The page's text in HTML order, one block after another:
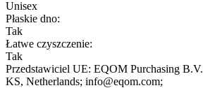
Unisex
Płaskie dno:
Tak
Łatwe czyszczenie:
Tak
Przedstawiciel UE: EQOM Purchasing B.V.
KS, Netherlands; info@eqom.com;